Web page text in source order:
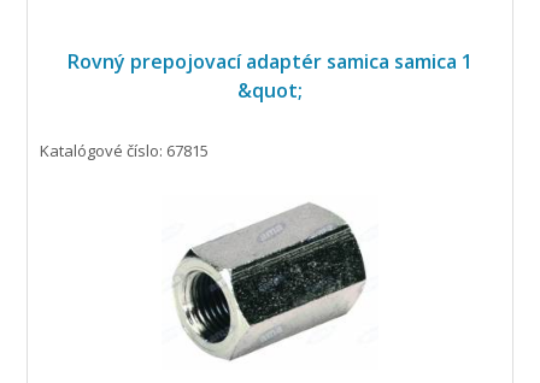
Rovný prepojovací adaptér samica samica 1
&quot;
Katalógové číslo: 67815